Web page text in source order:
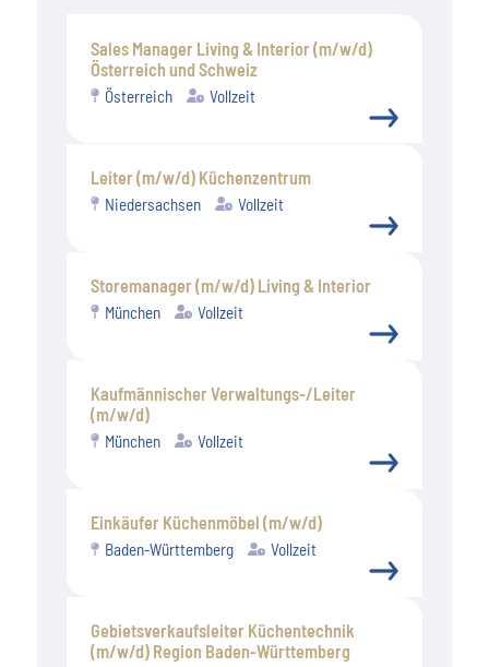
Sales Manager Living & Interior (m/w/d)
Österreich und Schweiz
Österreich Vollzeit
Leiter (m/w/d) Küchenzentrum
Niedersachsen Vollzeit
Storemanager (m/w/d) Living & Interior
München Vollzeit
Kaufmännischer Verwaltungs-/Leiter
(m/w/d)
München Vollzeit
Einkäufer Küchenmöbel (m/w/d)
Baden-Württemberg Vollzeit
Gebietsverkaufsleiter Küchentechnik
(m/w/d) Region Baden-Württemberg